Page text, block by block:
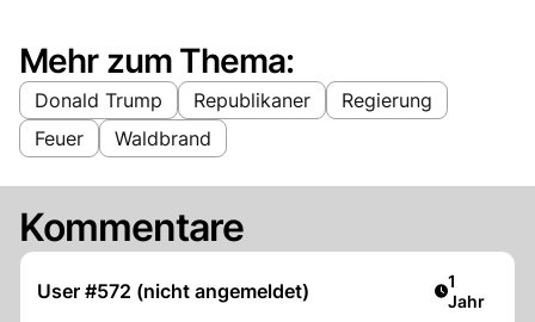
Mehr zum Thema:
Donald Trump Republikaner
Regierung
Feuer
Waldbrand
Kommentare
User #572 (nicht angemeldet) Artikel
1
Jahr